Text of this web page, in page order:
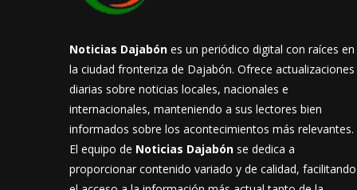
Noticias Dajabón es un periódico digital con raíces en
la ciudad fronteriza de Dajabón. Ofrece actualizaciones
diarias sobre noticias locales, nacionales e
internacionales, manteniendo a sus lectores bien
informados sobre los acontecimientos más relevantes.
El equipo de Noticias Dajabón se dedica a
proporcionar contenido variado y de calidad, facilitando